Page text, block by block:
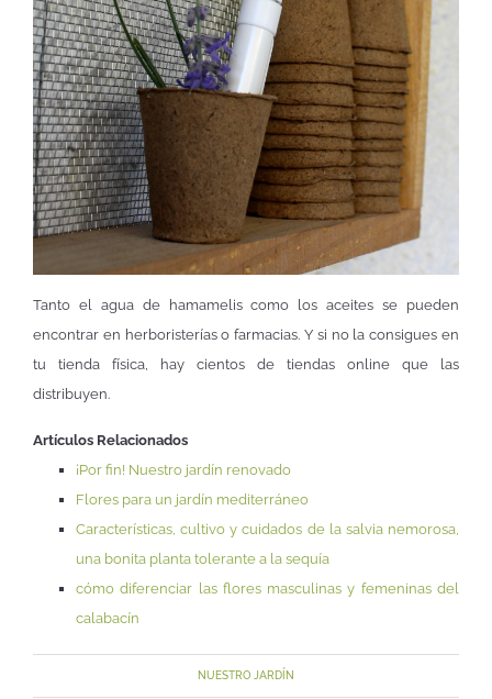
Tanto el agua de hamamelis como los aceites se pueden
encontrar en herboristerías o farmacias. Y si no la consigues en
tu tienda física, hay cientos de tiendas online que las
distribuyen.
Artículos Relacionados
¡Por fin! Nuestro jardín renovado
Flores para un jardín mediterráneo
Características, cultivo y cuidados de la salvia nemorosa,
una bonita planta tolerante a la sequía
cómo diferenciar las flores masculinas y femeninas del
calabacín
NUESTRO JARDÍN